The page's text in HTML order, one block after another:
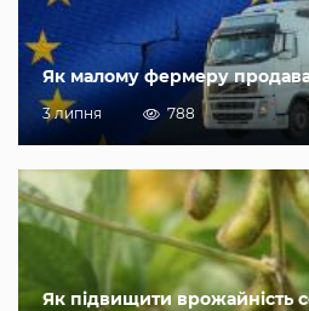
Як малому фермеру
3 липня 788
Як підвищити врожайність